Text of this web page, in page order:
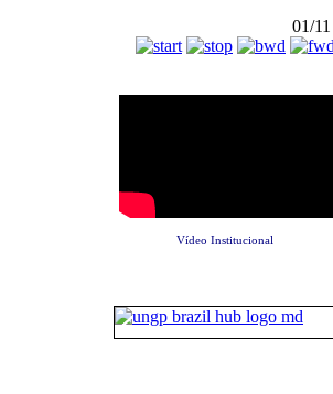
01/11
Vídeo Institucional